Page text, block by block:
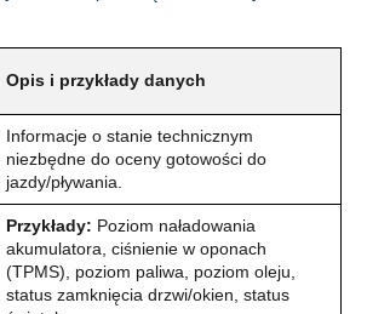
Opis i przykłady danych
Informacje o stanie technicznym
niezbędne do oceny gotowości do
jazdy/pływania.
Przykłady: Poziom naładowania
akumulatora, ciśnienie w oponach
(TPMS), poziom paliwa, poziom oleju,
status zamknięcia drzwi/okien, status